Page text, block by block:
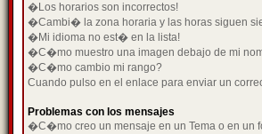
�Los horarios son incorrectos!
�Cambi� la zona horaria y las horas siguen
�Mi idioma no est� en la lista!
�C�mo muestro una imagen debajo de mi
�C�mo cambio mi rango?
Cuando pulso en el enlace para enviar un
Problemas con los mensajes
�C�mo creo un mensaje en un Tema o en un